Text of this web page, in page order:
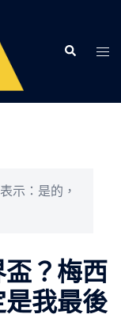
Search
示：是的，
？梅西
我最後